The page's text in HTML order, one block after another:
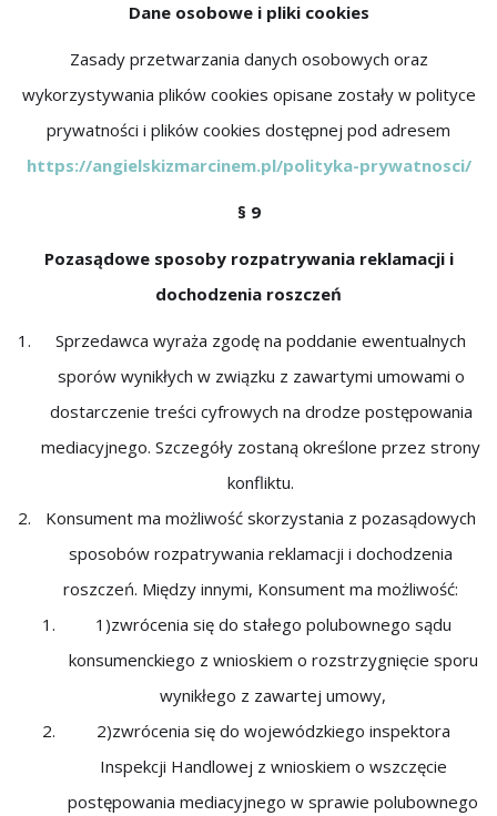
Dane osobowe i pliki cookies
Zasady przetwarzania danych osobowych oraz
wykorzystywania plików cookies opisane zostały w polityce
prywatności i plików cookies dostępnej pod adresem
https://angielskizmarcinem.pl/polityka-prywatnosci/
§ 9
Pozasądowe sposoby rozpatrywania reklamacji i
dochodzenia roszczeń
Sprzedawca wyraża zgodę na poddanie ewentualnych
sporów wynikłych w związku z zawartymi umowami o
dostarczenie treści cyfrowych na drodze postępowania
mediacyjnego. Szczegóły zostaną określone przez strony
konfliktu.
Konsument ma możliwość skorzystania z pozasądowych
sposobów rozpatrywania reklamacji i dochodzenia
roszczeń. Między innymi, Konsument ma możliwość:
1)zwrócenia się do stałego polubownego sądu
konsumenckiego z wnioskiem o rozstrzygnięcie sporu
wynikłego z zawartej umowy,
2)zwrócenia się do wojewódzkiego inspektora
Inspekcji Handlowej z wnioskiem o wszczęcie
postępowania mediacyjnego w sprawie polubownego